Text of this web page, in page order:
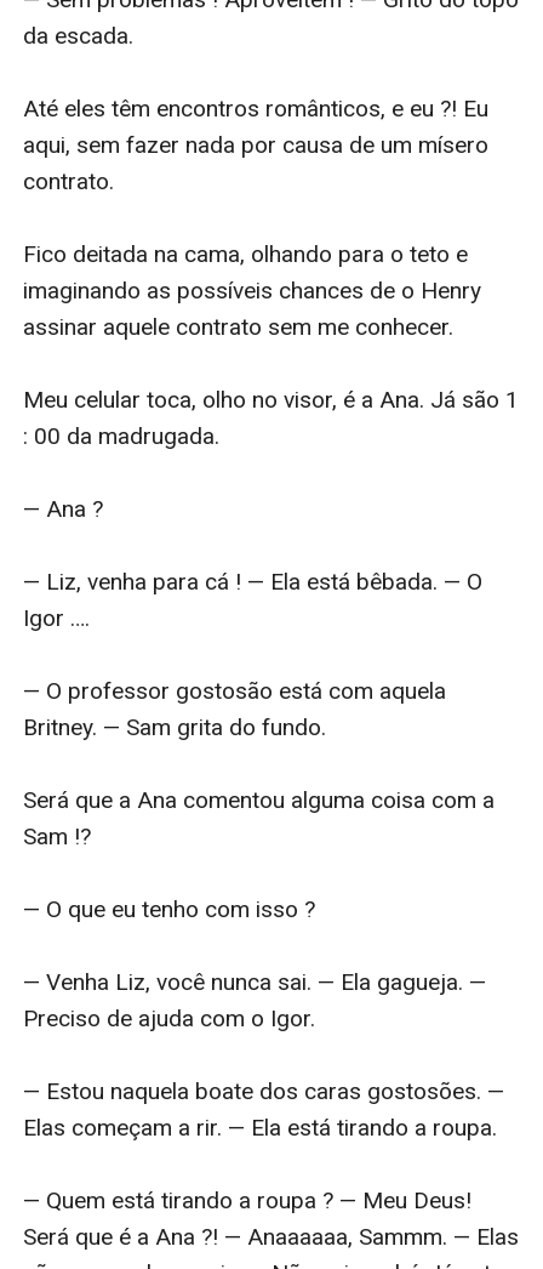
da escada.
Até eles têm encontros românticos, e eu ?! Eu
aqui, sem fazer nada por causa de um mísero
contrato.
Fico deitada na cama, olhando para o teto e
imaginando as possíveis chances de o Henry
assinar aquele contrato sem me conhecer.
Meu celular toca, olho no visor, é a Ana. Já são 1
: 00 da madrugada.
— Ana ?
— Liz, venha para cá ! — Ela está bêbada. — O
Igor ….
— O professor gostosão está com aquela
Britney. — Sam grita do fundo.
Será que a Ana comentou alguma coisa com a
Sam !?
— O que eu tenho com isso ?
— Venha Liz, você nunca sai. — Ela gagueja. —
Preciso de ajuda com o Igor.
— Estou naquela boate dos caras gostosões. —
Elas começam a rir. — Ela está tirando a roupa.
— Quem está tirando a roupa ? — Meu Deus!
Será que é a Ana ?! — Anaaaaaa, Sammm. — Elas